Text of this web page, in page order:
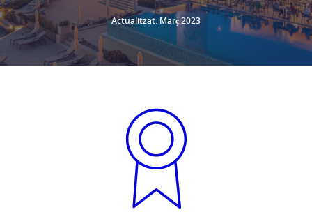
Actualitzat: Març 2023